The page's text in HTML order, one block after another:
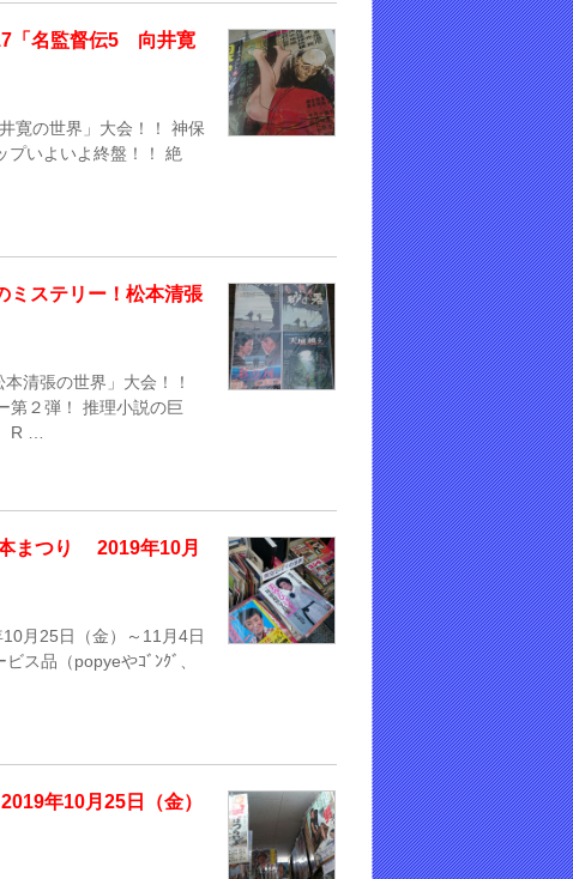
「名監督伝5 向井寛
寛の世界」大会！！ 神保
プいよいよ終盤！！ 絶
ミステリー！松本清張
清張の世界」大会！！
第２弾！ 推理小説の巨
R …
まつり 2019年10月
月25日（金）～11月4日
ス品（popyeやｺﾞﾝｸﾞ、
年10月25日（金）